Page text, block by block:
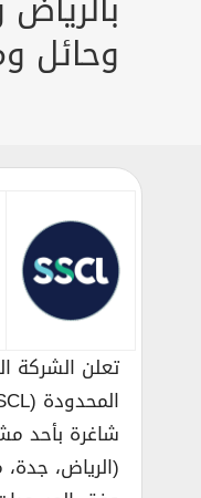
وحائل
تعلن الشركة
شاغرة بأحد
(الرياض،